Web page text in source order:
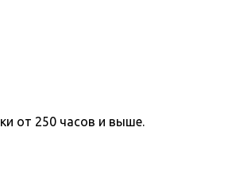
от 250 часов и выше.